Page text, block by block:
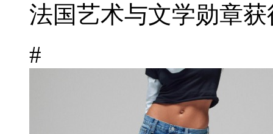
法国艺术与文学勋章获
#